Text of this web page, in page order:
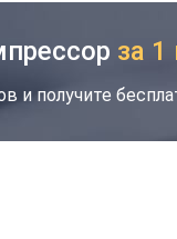
за 1
и получите